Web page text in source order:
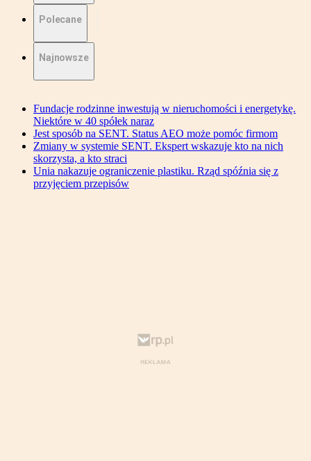
Polecane
Najnowsze
Fundacje rodzinne inwestują w nieruchomości i energetykę.
Niektóre w 40 spółek naraz
Jest sposób na SENT. Status AEO może pomóc firmom
Zmiany w systemie SENT. Ekspert wskazuje kto na nich
skorzysta, a kto straci
Unia nakazuje ograniczenie plastiku. Rząd spóźnia się z
przyjęciem przepisów